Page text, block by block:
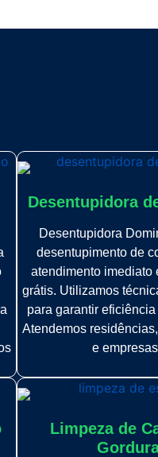
Desentupidora
Desentupidora
desentupimento de
atendimento imediato
grátis. Utilizamos
para garantir
Atendemos
e
Limpeza de